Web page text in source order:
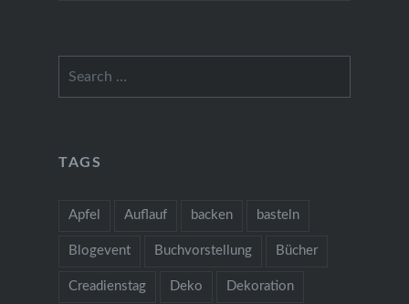
TAGS
Apfel Auflauf backen basteln
Blogevent Buchvorstellung Bücher
Creadienstag Deko Dekoration